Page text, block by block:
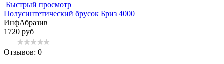
Быстрый просмотр
Полусинтетический брусок Бриз 4000
ИнфАбразив
1720 руб
Отзывов: 0